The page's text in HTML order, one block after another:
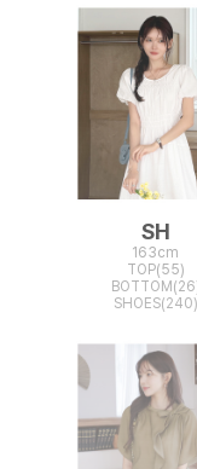
SH
163cm
TOP(55)
SHOES(240)